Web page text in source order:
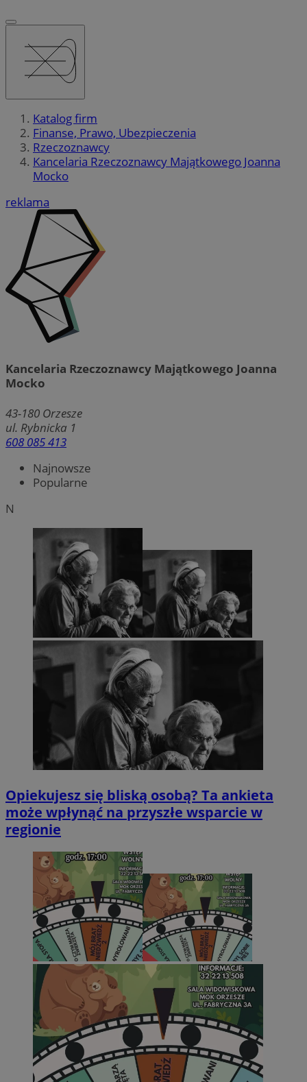
Katalog firm
Finanse, Prawo, Ubezpieczenia
Rzeczoznawcy
Kancelaria Rzeczoznawcy Majątkowego Joanna
Mocko
reklama
Kancelaria Rzeczoznawcy Majątkowego Joanna
Mocko
43-180 Orzesze
ul. Rybnicka 1
608 085 413
Najnowsze
Popularne
N
Opiekujesz się bliską osobą? Ta ankieta
może wpłynąć na przyszłe wsparcie w
regionie